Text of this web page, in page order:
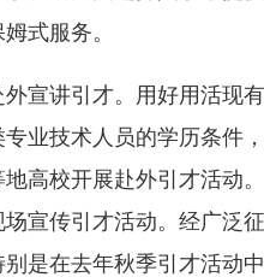
式服务。
讲引才。用好用活现有
业技术人员的学历条件
高校开展赴外引才活动
宣传引才活动。经广泛
是在去年秋季引才活动